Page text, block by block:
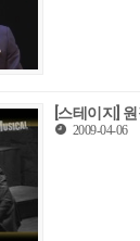
[스테이지]
2009-04-06